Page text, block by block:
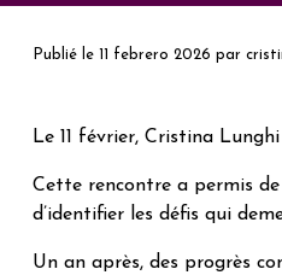
Publié le 11 febrero 2026 par
Le 11 février, Cristina
Cette rencontre a permis
d’identifier les défis qui
Un an après, des progrès